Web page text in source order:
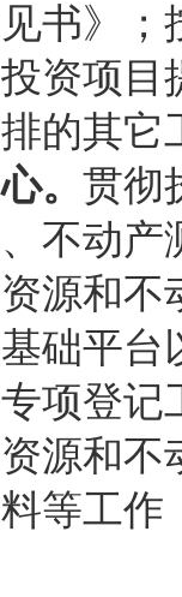
书》
资项
的其它
。 贯彻
不动
源和
础平
项登
源和
等工